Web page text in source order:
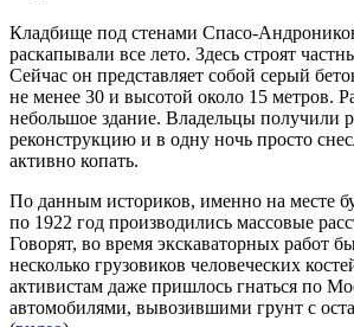
Кладбище под стенами Спасо-
раскапывали все лето. Здесь строят
Сейчас он представляет собой серый
не менее 30 и высотой около 15 метров.
небольшое здание. Владельцы получили
реконструкцию и в одну ночь просто
активно копать.
По данным историков, именно на месте
по 1922 год производились массовые
Говорят, во время экскаваторных работ
несколько грузовиков человеческих
активистам даже пришлось гнаться по
автомобилями, вывозившими грунт с